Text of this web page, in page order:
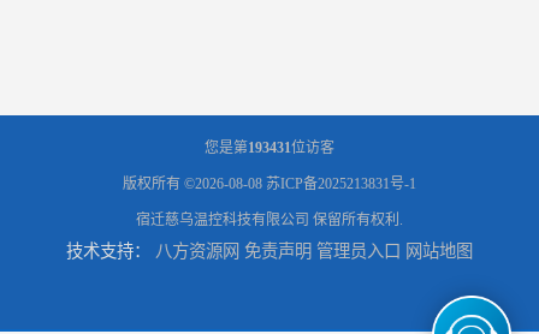
您是第193431位访客
版权所有 ©2026-08-08 苏ICP备2025213831号-1
宿迁慈乌温控科技有限公司 保留所有权利.
技术支持： 八方资源网 免责声明 管理员入口 网站地图